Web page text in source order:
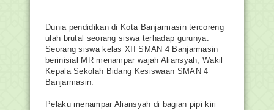
Dunia pendidikan di Kota Banjarmasin tercoreng
ulah brutal seorang siswa terhadap gurunya.
Seorang siswa kelas XII SMAN 4 Banjarmasin
berinisial MR menampar wajah Aliansyah, Wakil
Kepala Sekolah Bidang Kesiswaan SMAN 4
Banjarmasin.
Pelaku menampar Aliansyah di bagian pipi kiri